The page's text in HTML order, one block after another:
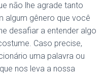
não lhe agrade tanto
algum gênero que você
desafiar a entender algo
Caso precise,
uma palavra ou
nos leva a nossa